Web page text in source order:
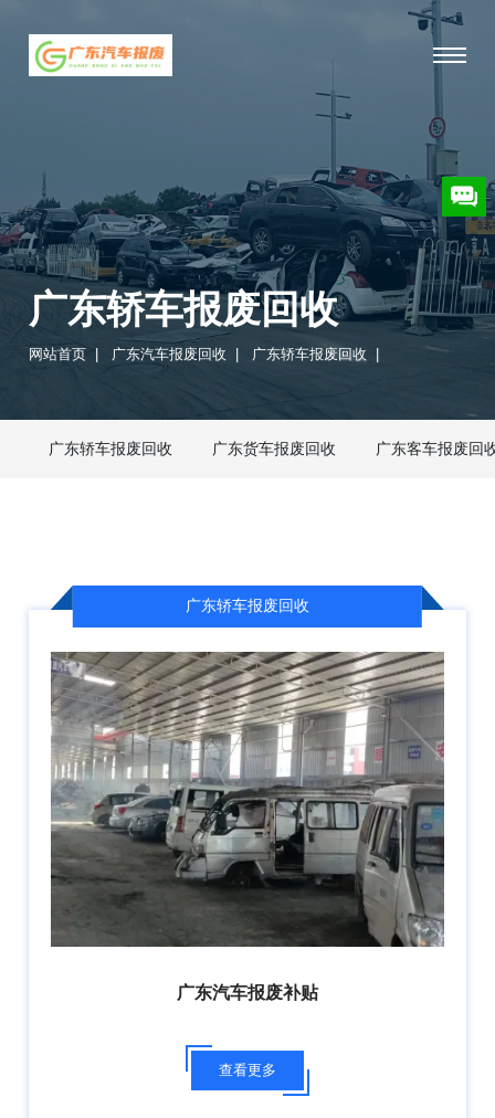
广东轿车报废回收
网站首页 广东汽车报废回收 广东轿车报废回收
广东轿车报废回收 广东货车报废回收 广东客车报废回
广东轿车报废回收
广东汽车报废补贴
查看更多